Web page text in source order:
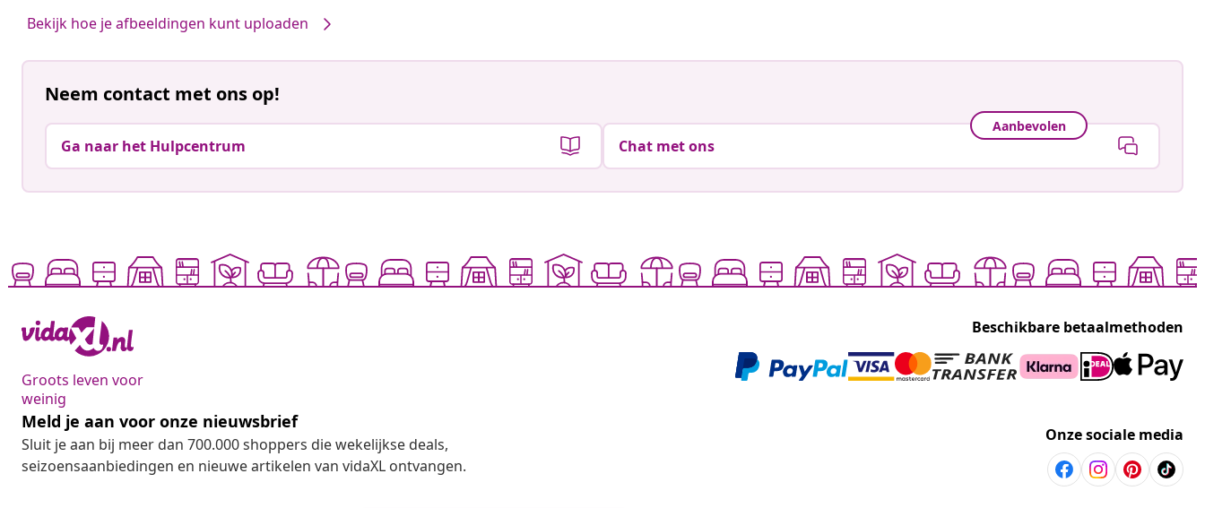
Bekijk hoe je afbeeldingen kunt uploaden
Neem contact met ons op!
Ga naar het Hulpcentrum
Aanbevolen
Chat met ons
Groots leven voor
weinig
Beschikbare betaalmethoden
Meld je aan voor onze nieuwsbrief
Sluit je aan bij meer dan 700.000 shoppers die wekelijkse deals,
seizoensaanbiedingen en nieuwe artikelen van vidaXL ontvangen.
Onze sociale media